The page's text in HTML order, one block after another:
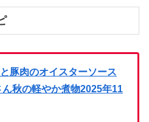
豚肉のオイスターソース
秋の軽やか煮物2025年11